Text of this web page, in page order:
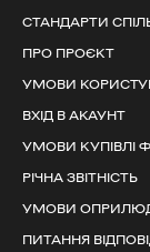
СТАНДАРТИ
ПРО ПРОЄКТ
УМОВИ
ВХІД В АКАУНТ
УМОВИ КУПІВЛІ
РІЧНА ЗВІТНІСТЬ
УМОВИ
ПИТАННЯ